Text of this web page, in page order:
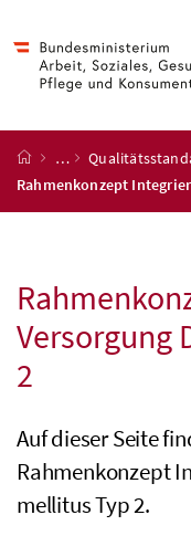
Startseite
…
Rahmenkonzept
Versorgung
2
Auf dieser Seite
Rahmenkonzept
mellitus Typ 2.